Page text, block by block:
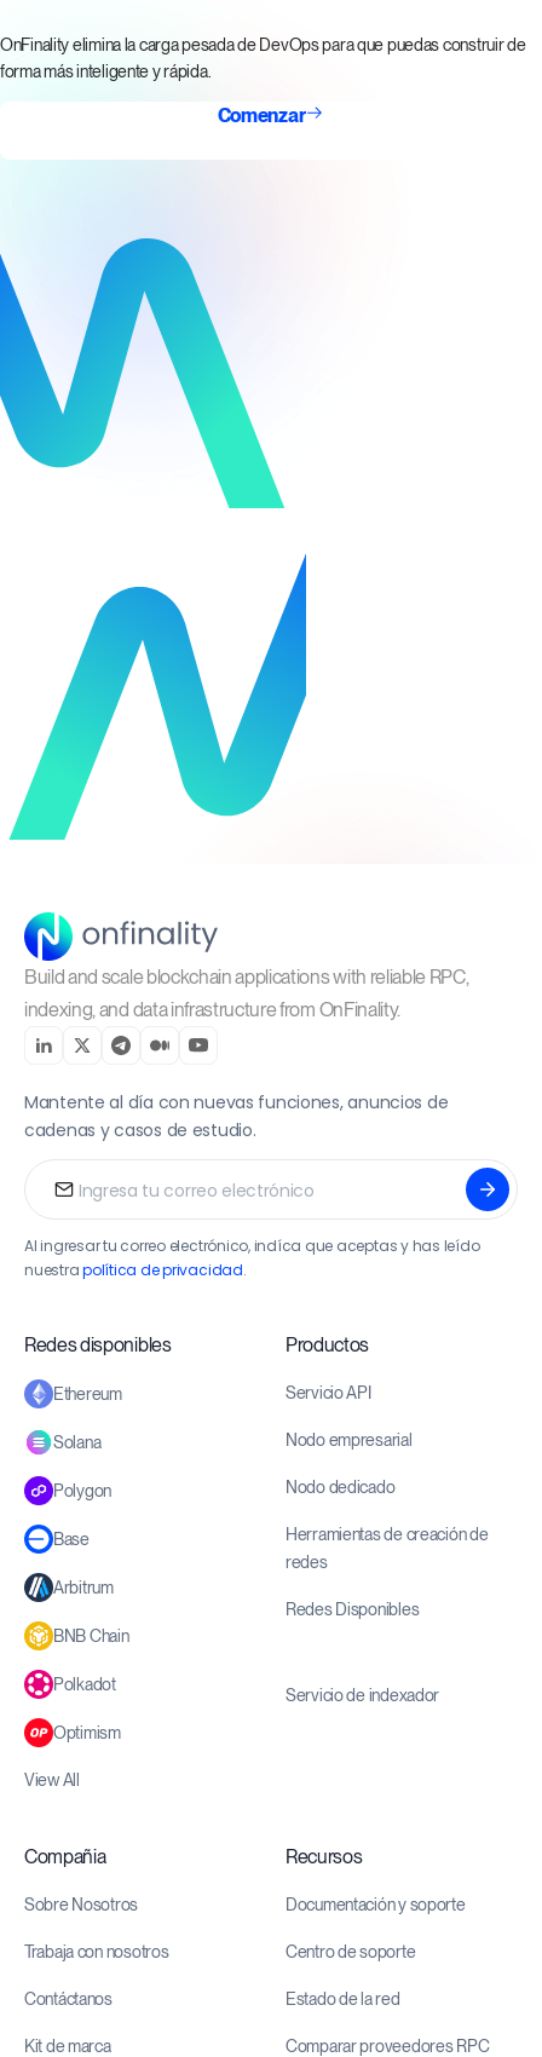
OnFinality elimina la carga pesada de DevOps para que puedas construir de
forma más inteligente y rápida.
Comenzar
Build and scale blockchain applications with reliable RPC,
indexing, and data infrastructure from OnFinality.
Mantente al día con nuevas funciones, anuncios de
cadenas y casos de estudio.
Al ingresar tu correo electrónico, indíca que aceptas y has leído
nuestrapolítica de privacidad.
Redes disponibles
Ethereum
Solana
Polygon
Base
Arbitrum
BNB Chain
Polkadot
Optimism
View All
Productos
Servicio API
Nodo empresarial
Nodo dedicado
Herramientas de creación de
redes
Redes Disponibles
Servicio de indexador
Compañia
Sobre Nosotros
Trabaja con nosotros
Contáctanos
Kit de marca
Recursos
Documentación y soporte
Centro de soporte
Estado de la red
Comparar proveedores RPC